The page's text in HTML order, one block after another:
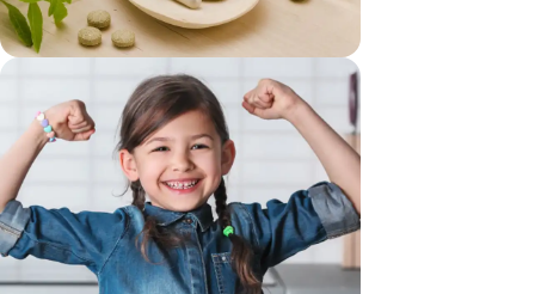
vezi si...
Suplimente